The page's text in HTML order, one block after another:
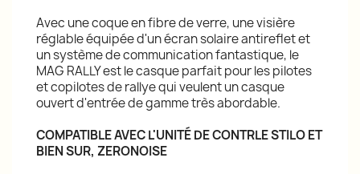
Avec une coque en fibre de verre, une visière
réglable équipée d'un écran solaire antireflet et
un système de communication fantastique, le
MAG RALLY est le casque parfait pour les pilotes
et copilotes de rallye qui veulent un casque
ouvert d'entrée de gamme très abordable.
COMPATIBLE AVEC L'UNITÉ DE CONTRLE STILO ET
BIEN SUR, ZERONOISE